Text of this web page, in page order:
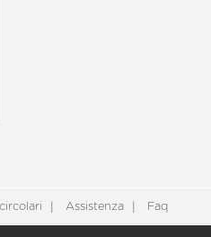
Assistenza Faq